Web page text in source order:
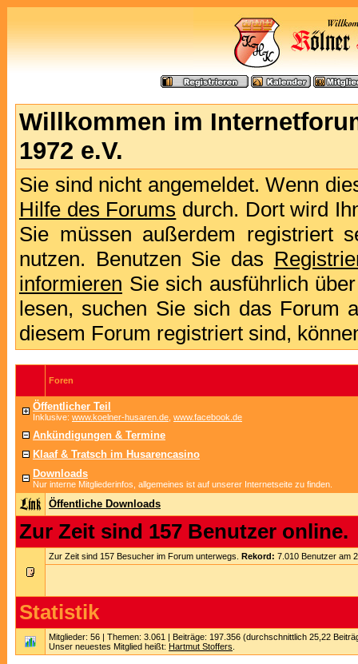
Willkommen im
1972 e.V.
Sie sind nicht angemeldet. Wenn
Hilfe des Forums durch. Dort wird
Sie müssen außerdem registriert
nutzen. Benutzen Sie das
informieren Sie sich ausführlich
lesen, suchen Sie sich das Forum
diesem Forum registriert sind,
Foren
Öffentlicher Teil
Inklusive: www.koelner-husaren.de www.facebook.de
Ankündigungen & Termine
Klaaf & Tratsch im Husarencasino
Downloads
Nur interne Mitgliederinfos, allgemeines ist auf unserer Internetseite zu finden.
Öffentliche Downloads
Zur Zeit sind 157 Benutzer online.
Zur Zeit sind 157 Besucher im Forum unterwegs. Rekord: 7.010 Benutzer am
Statistik
Mitglieder: 56 | Themen: 3.061 | Beiträge: 197.356 (durchschnittlich 25,22
Unser neuestes Mitglied heißt: Hartmut Stoffers